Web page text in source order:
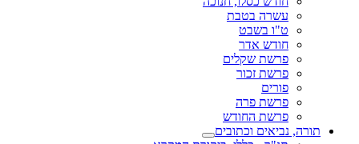
עשרה בטבת
ט"ו בשבט
חודש אדר
פרשת שקלים
פרשת זכור
פורים
פרשת פרה
פרשת החודש
תורה, נביאים וכתובים